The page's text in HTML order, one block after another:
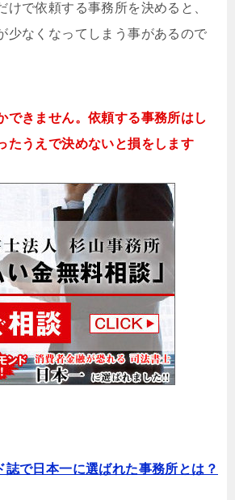
けで依頼する事務所を決めると、
少なくなってしまう事があるので
できません。依頼する事務所はし
たうえで決めないと損をします
誌で日本一に選ばれた事務所とは？